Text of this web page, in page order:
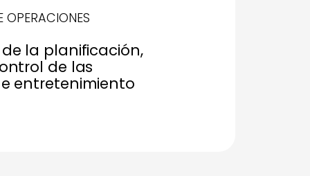
OPERACIONES
la planificación,
de las
entretenimiento